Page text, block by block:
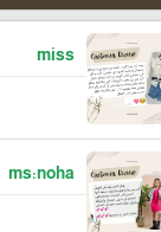
miss
ms:noha